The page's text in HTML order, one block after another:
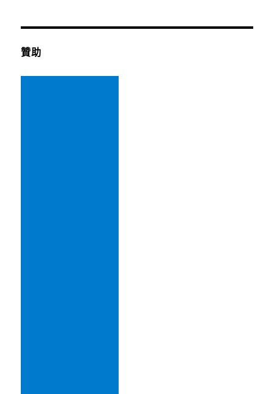
贊助